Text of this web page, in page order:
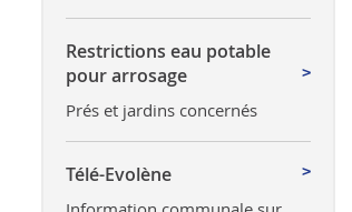
Restrictions eau potable
pour arrosage
Prés et jardins concernés
Télé-Evolène